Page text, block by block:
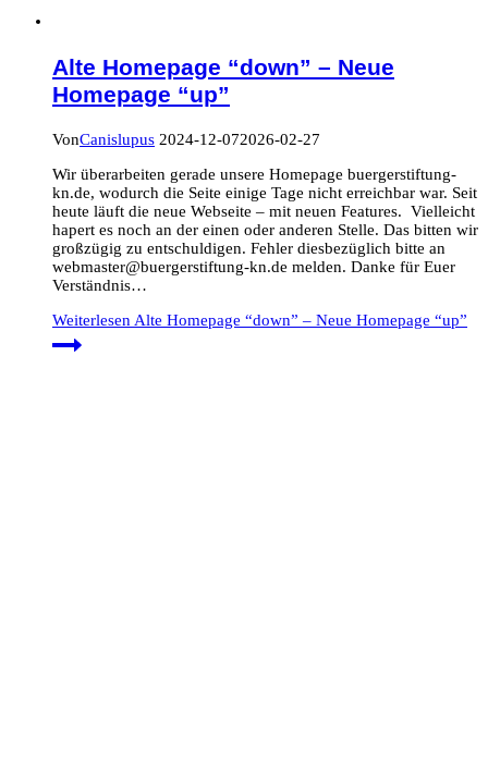
Alte Homepage “down” – Neue
Homepage “up”
VonCanislupus 2024-12-072026-02-27
Wir überarbeiten gerade unsere Homepage buergerstiftung-
kn.de, wodurch die Seite einige Tage nicht erreichbar war. Seit
heute läuft die neue Webseite – mit neuen Features. Vielleicht
hapert es noch an der einen oder anderen Stelle. Das bitten wir
großzügig zu entschuldigen. Fehler diesbezüglich bitte an
webmaster@buergerstiftung-kn.de melden. Danke für Euer
Verständnis…
Weiterlesen Alte Homepage “down” – Neue Homepage “up”